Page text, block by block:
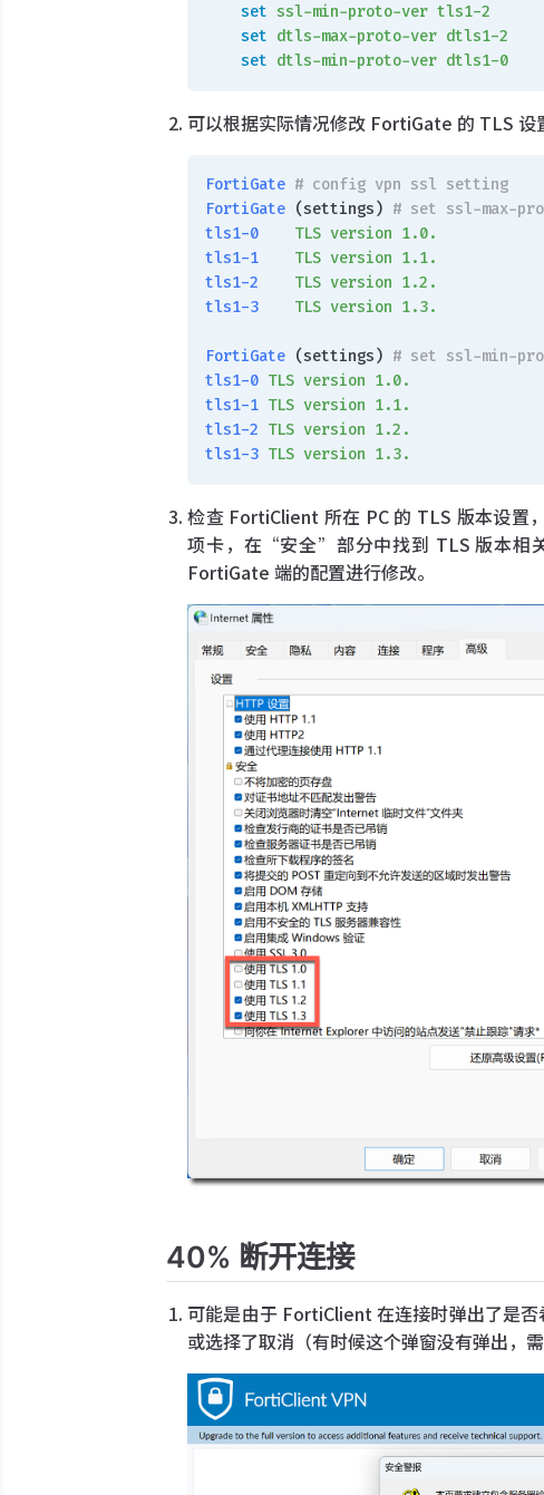
    set
ssl-min-proto-ver tls1-2
    set
dtls-max-proto-ver dtls1-2
    set
dtls-min-proto-ver dtls1-0
可以根据实际情况修改 FortiGate 的 TLS 设
FortiGate # config vpn ssl setting
FortiGate (settings) # set ssl-max-
tls1-0
    TLS
version 1.0.
tls1-1
    TLS
version 1.1.
tls1-2
    TLS
version 1.2.
tls1-3
    TLS
version 1.3.
FortiGate (settings) # set ssl-min-
tls1-0 TLS version 1.0.
tls1-1 TLS version 1.1.
tls1-2 TLS version 1.2.
tls1-3 TLS version 1.3.
检查 FortiClient 所在 PC 的 TLS 版本设
项卡，在“安全”部分中找到 TLS 版本相
FortiGate 端的配置进行修改。
40% 断开连接
可能是由于 FortiClient 在连接时弹出了是
或选择了取消（有时候这个弹窗没有弹出，